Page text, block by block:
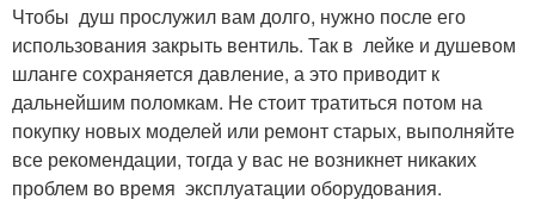
Чтобы душ прослужил вам долго, нужно после его
использования закрыть вентиль. Так в лейке и душевом
шланге сохраняется давление, а это приводит к
дальнейшим поломкам. Не стоит тратиться потом на
покупку новых моделей или ремонт старых, выполняйте
все рекомендации, тогда у вас не возникнет никаких
проблем во время эксплуатации оборудования.